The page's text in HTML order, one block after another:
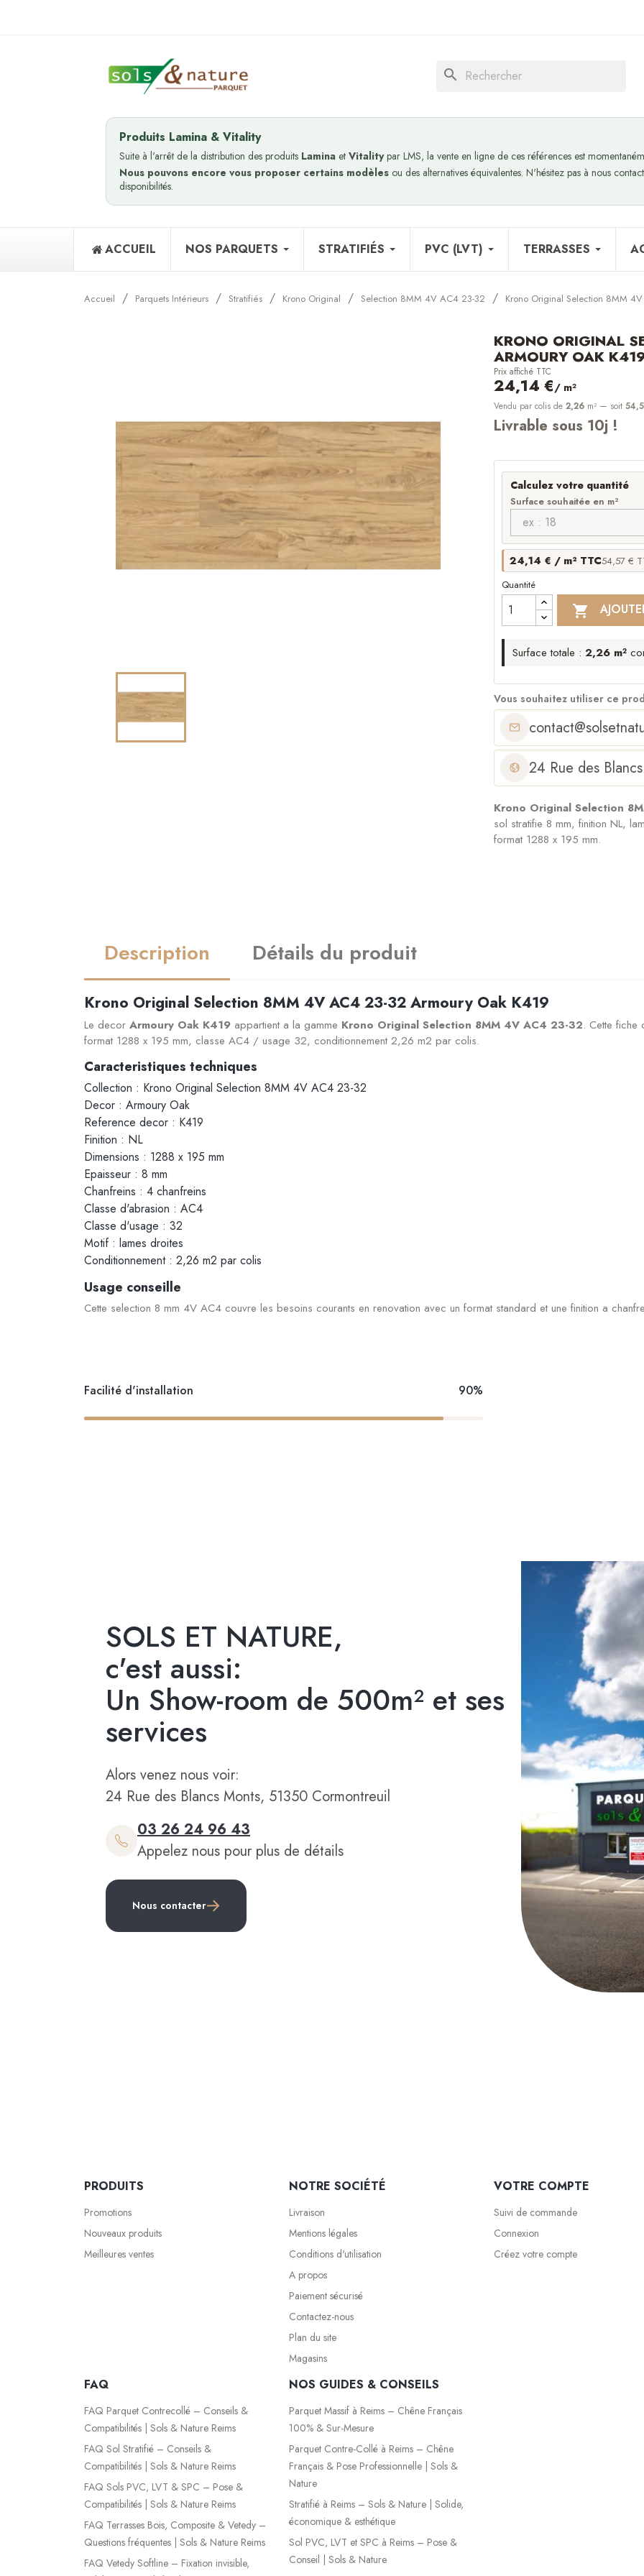
search
Produits Lamina & Vitality
Suite à l'arrêt de la distribution des produits Lamina et Vitalitypar LMS, la vente en ligne de ces références est
Nous pouvons encore vous proposer certains modèles ou des alternatives équivalentes. N'hésitez pas à nous
disponibilités.
ACCUEIL NOS PARQUETS STRATIFIÉS PVC (LVT) TERRASSES
Accueil Parquets Intérieurs Stratifiés Krono Original Selection 8MM 4V AC4 23-32 Krono Original Selection 8MM
KRONO ORIGINAL
ARMOURY OAK
Prix affiché TTC
24,14 €/ m²
Vendu par colis de 2,26 m² — soit
Livrable sous 10j !
Calculez votre quantité
Surface souhaitée en m²
24,14 € / m² TTC54,57 €
Quantité

Surface totale : 2,26 m²
Vous souhaitez utiliser ce
24 Rue des
Krono Original Selection
sol stratifie 8 mm, finition NL,
format 1288 x 195 mm.
Description Détails du produit
Krono Original Selection 8MM 4V AC4 23-32 Armoury Oak K419
Le decor Armoury Oak K419 appartient a la gamme Krono Original Selection 8MM 4V AC4 23-32. Cette
format 1288 x 195 mm, classe AC4 / usage 32, conditionnement 2,26 m2 par colis.
Caracteristiques techniques
Collection : Krono Original Selection 8MM 4V AC4 23-32
Decor : Armoury Oak
Reference decor : K419
Finition : NL
Dimensions : 1288 x 195 mm
Epaisseur : 8 mm
Chanfreins : 4 chanfreins
Classe d'abrasion : AC4
Classe d'usage : 32
Motif : lames droites
Conditionnement : 2,26 m2 par colis
Usage conseille
Cette selection 8 mm 4V AC4 couvre les besoins courants en renovation avec un format standard et une finition a
Facilité d'installation 90%
SOLS ET NATURE,
c'est aussi:
Un Show-room de 500m² et ses
services
Alors venez nous voir:
24 Rue des Blancs Monts, 51350 Cormontreuil
03 26 24 96 43
Appelez nous pour plus de détails
Nous contacter
PRODUITS
Promotions
Nouveaux produits
Meilleures ventes
NOTRE SOCIÉTÉ
Livraison
Mentions légales
Conditions d'utilisation
A propos
Paiement sécurisé
Contactez-nous
Plan du site
Magasins
FAQ
FAQ Parquet Contrecollé – Conseils &
Compatibilités | Sols & Nature Reims
FAQ Sol Stratifié – Conseils &
Compatibilités | Sols & Nature Reims
FAQ Sols PVC, LVT & SPC – Pose &
Compatibilités | Sols & Nature Reims
FAQ Terrasses Bois, Composite & Vetedy –
Questions fréquentes | Sols & Nature Reims
FAQ Vetedy Softline – Fixation invisible,
NOS GUIDES & CONSEILS
Parquet Massif à Reims – Chêne Français
100% & Sur-Mesure
Parquet Contre-Collé à Reims – Chêne
Français & Pose Professionnelle | Sols &
Nature
Stratifié à Reims – Sols & Nature | Solide,
économique & esthétique
Sol PVC, LVT et SPC à Reims – Pose &
Conseil | Sols & Nature
VOTRE COMPTE
Suivi de commande
Connexion
Créez votre compte